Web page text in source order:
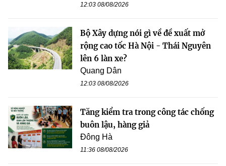
12:03 08/08/2026
Bộ Xây dựng nói gì về đề xuất mở
rộng cao tốc Hà Nội - Thái Nguyên
lên 6 làn xe?
Quang Dân
12:03 08/08/2026
Tăng kiểm tra trong công tác chống
buôn lậu, hàng giả
Đông Hà
11:36 08/08/2026